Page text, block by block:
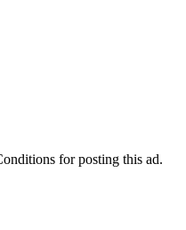
for posting this ad.